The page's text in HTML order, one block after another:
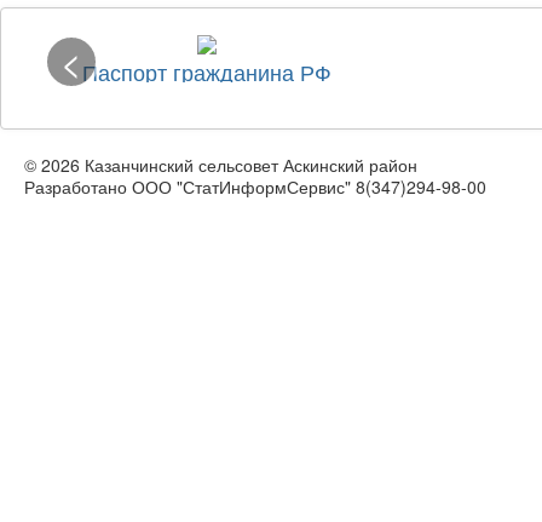
Паспорт гражданина РФ
<
© 2026 Казанчинский сельсовет Аскинский район
Разработано ООО "СтатИнформСервис" 8(347)294-98-00